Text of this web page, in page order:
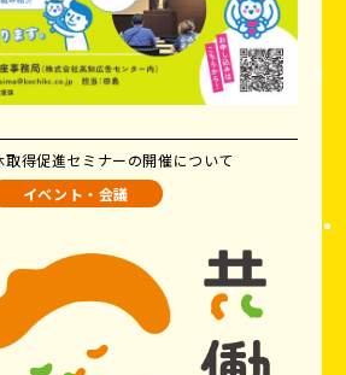
得促進セミナーの開催について
イベント・会議